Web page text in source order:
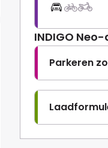
INDIGO
Parkeren